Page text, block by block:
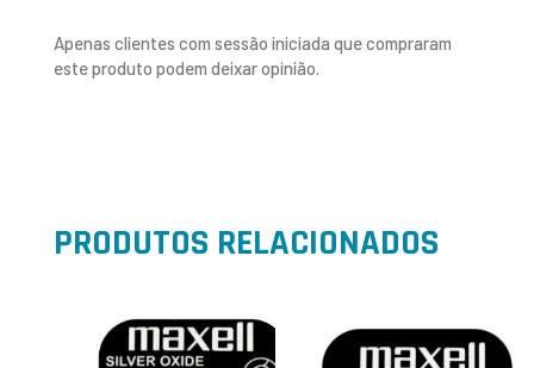
Apenas clientes com sessão iniciada que compraram
este produto podem deixar opinião.
PRODUTOS RELACIONADOS